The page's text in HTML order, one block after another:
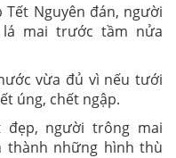
Nguyên đán, người
mai trước tầm nửa
vừa đủ vì nếu tưới
úng, chết ngập.
người trông mai
thành những hình thù